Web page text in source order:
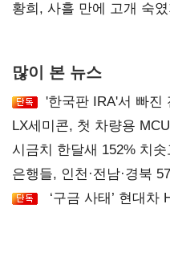
달리해야"
황희, 사흘 만에 고개 숙
많이 본 뉴스
'한국판 IRA'서 빠
LX세미콘, 첫 차량용
공급
시금치 한달새 152% 치
은행들, 인천·전남·경북
‘구금 사태’ 현대차